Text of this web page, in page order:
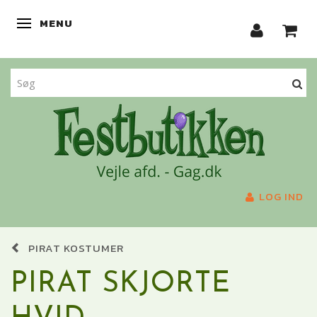
SKIFTE NAVIGATION
MENU
LOG IND
PIRAT KOSTUMER
PIRAT SKJORTE